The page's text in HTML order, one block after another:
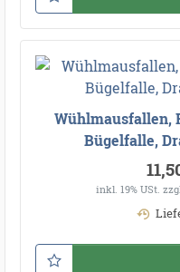
Wühlmausfallen,
Bügelfalle,
inkl. 19% USt.